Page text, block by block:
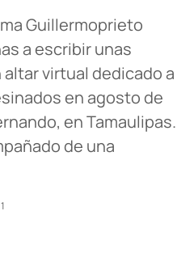
Guillermoprieto
a escribir unas
virtual dedicado a
en agosto de
en Tamaulipas.
de una